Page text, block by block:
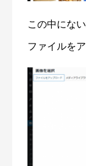
この中にな
ファイルを